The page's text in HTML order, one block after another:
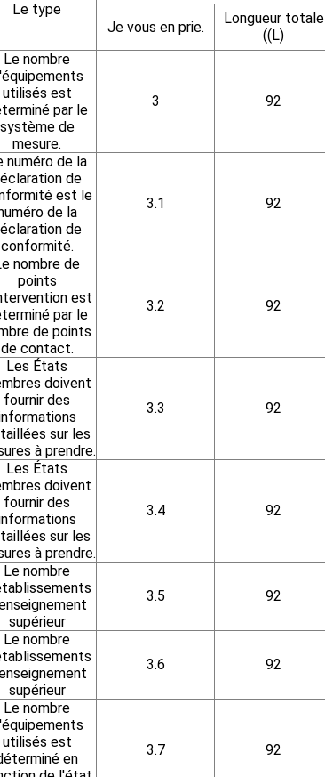
Le type
Je vous en prie.
Longueur totale
((L)
Le nombre
utilisés est
par le
système de
mesure.
3 92
numéro de la
de
est le
de la
de
conformité.
3.1 92
nombre de
points
est
par le
de points
de contact.
3.2 92
Les États
doivent
fournir des
sur les
à prendre.
3.3 92
Les États
doivent
fournir des
sur les
à prendre.
3.4 92
Le nombre
supérieur
3.5 92
Le nombre
supérieur
3.6 92
Le nombre
utilisés est
en
3.7 92